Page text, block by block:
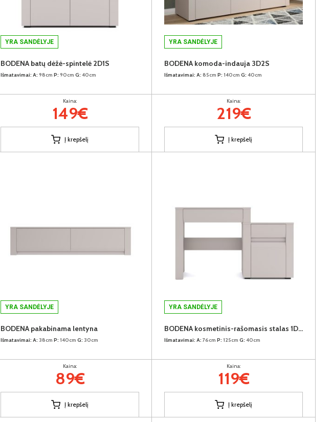
YRA SANDĖLYJE
BODENA batų dėžė-spintelė 2D1S
Išmatavimai: A: 98cm P: 90cm G: 40cm
Kaina:
149€
Į krepšelį
YRA SANDĖLYJE
BODENA komoda-indauja 3D2S
Išmatavimai: A: 85cm P: 140cm G: 40cm
Kaina:
219€
Į krepšelį
YRA SANDĖLYJE
BODENA pakabinama lentyna
Išmatavimai: A: 38cm P: 140cm G: 30cm
Kaina:
89€
Į krepšelį
YRA SANDĖLYJE
BODENA kosmetinis-rašomasis stalas 1D2S
Išmatavimai: A: 76cm P: 125cm G: 40cm
Kaina:
119€
Į krepšelį